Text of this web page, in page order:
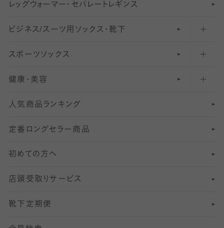
アンクル・ショートソックス（くるぶし上）
クルーソックス（ふくらはぎ下）
ハイソックス
オーバーニー・ニーハイソックス
41〜60デニールタイツ
61〜80デニールタイツ
81 〜110デニールタイツ
111〜210デニールタイツ
211デニールタイツ以上（防寒・厚手タイツ）
無地レギンス
レギンスパンツ（レギパン）
マタニティレギンス
5 分丈
6 分丈レギンス
7 分丈 レギンス
8 分丈 レギンス
10分丈 レギンス
12分丈レギンス
伝線しにくいストッキング
ショートストッキング
結婚式用ストッキング
美脚ストッキング
オールスルーストッキング
レッ グ ウォー マー ・ セパレー ト レ ギンス
ビジネス/スーツ用 ソックス・靴下
匠シリーズ
フレッシャーズ向けソックス・靴下
冠婚葬祭向けソックス・靴下
スーツカジュアルソックス・靴下
ロングホーズ
スポーツソックス
ランニングソックス・靴下
ゴルフソックス・靴下
サッカー・フットサル用ソックス
ヨガソックス・靴下
スポーツ用レッグウォーマー
SSサイズ（21～23cm）
健康・美容
インナーソックス
加圧・着圧ソックス
冷えとり靴下
着圧・加圧タイツ
むくみ対策
人気商品ランキング
定番ロングセラー商品
初めての方へ
店頭受取りサービス
靴下定期便